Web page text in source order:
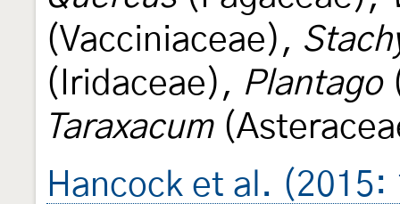
(Vacciniaceae),
(Iridaceae), Plantago
Taraxacum
Hancock et al. (2015: